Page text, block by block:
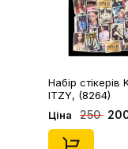
Набір стікерів
ITZY, (8264)
Ціна 250